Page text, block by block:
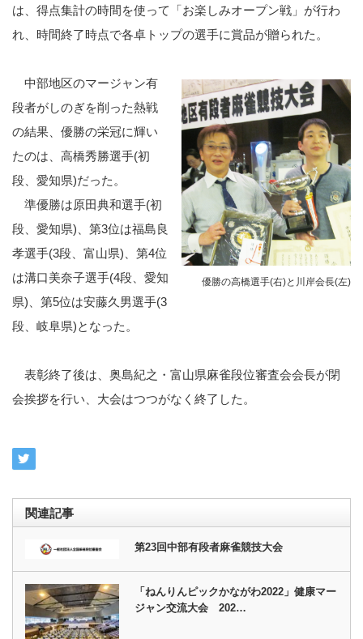
は、得点集計の時間を使って「お楽しみオープン戦」が行わ
れ、時間終了時点で各卓トップの選手に賞品が贈られた。
優勝の高橋選手(右)と川岸会長(左)
中部地区のマージャン有
段者がしのぎを削った熱戦
の結果、優勝の栄冠に輝い
たのは、高橋秀勝選手(初
段、愛知県)だった。
準優勝は原田典和選手(初
段、愛知県)、第3位は福島良
孝選手(3段、富山県)、第4位
は溝口美奈子選手(4段、愛知
県)、第5位は安藤久男選手(3
段、岐阜県)となった。
表彰終了後は、奥島紀之・富山県麻雀段位審査会会長が閉
会挨拶を行い、大会はつつがなく終了した。
関連記事
第23回中部有段者麻雀競技大会
「ねんりんピックかながわ2022」健康マー
ジャン交流大会 202…